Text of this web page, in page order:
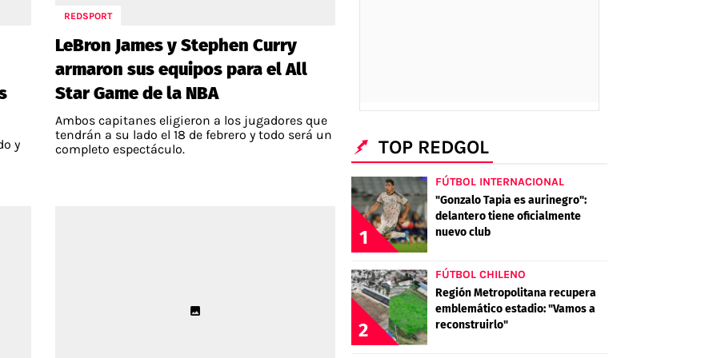
y
REDSPORT
LeBron James y Stephen Curry
armaron sus equipos para el All
Star Game de la NBA
Ambos capitanes eligieron a los jugadores que
tendrán a su lado el 18 de febrero y todo será un
completo espectáculo.
TOP REDGOL
1
FÚTBOL INTERNACIONAL
"Gonzalo Tapia es aurinegro":
delantero tiene oficialmente
nuevo club
2
FÚTBOL CHILENO
Región Metropolitana recupera
emblemático estadio: "Vamos a
reconstruirlo"